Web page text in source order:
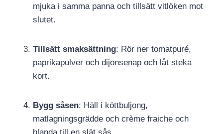
mjuka i samma panna och tillsätt vitlöken mot
slutet.
Tillsätt smaksättning: Rör ner tomatpuré,
paprikapulver och dijonsenap och låt steka
kort.
Bygg såsen: Häll i köttbuljong,
matlagningsgrädde och crème fraiche och